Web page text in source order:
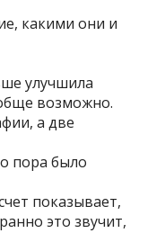
какими они и
улучшила
возможно.
а две
пора было
показывает,
это звучит,